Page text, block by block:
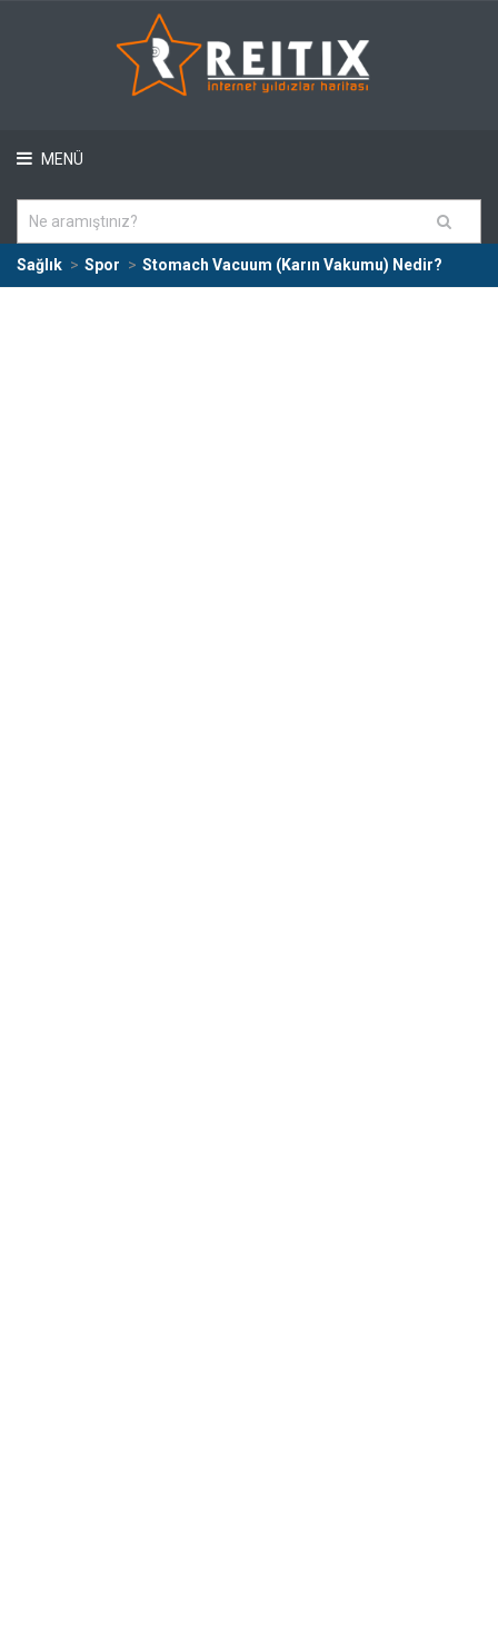
MENÜ
Sağlık Spor Stomach Vacuum (Karın Vakumu) Nedir?